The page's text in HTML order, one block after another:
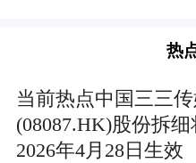
热
当前热点中国三三
(08087.HK)股份拆细
2026年4月28日生效